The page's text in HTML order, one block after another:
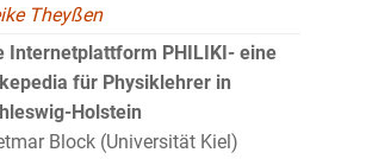
Theyßen
Internetplattform PHILIKI- eine
für Physiklehrer in
Holstein
Block (Universität Kiel)